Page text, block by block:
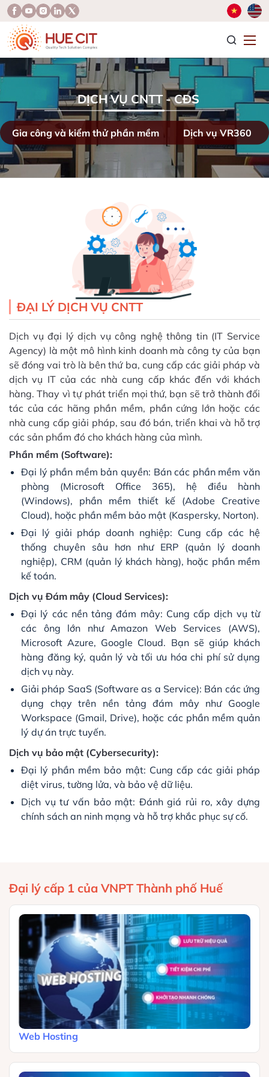
DỊCH VỤ CNTT - CĐS
Gia công và kiểm thử phần mềm Dịch vụ VR360
ĐẠI LÝ DỊCH VỤ CNTT
Dịch vụ đại lý dịch vụ công nghệ thông tin (IT Service
Agency) là một mô hình kinh doanh mà công ty của bạn
sẽ đóng vai trò là bên thứ ba, cung cấp các giải pháp và
dịch vụ IT của các nhà cung cấp khác đến với khách
hàng. Thay vì tự phát triển mọi thứ, bạn sẽ trở thành đối
tác của các hãng phần mềm, phần cứng lớn hoặc các
nhà cung cấp giải pháp, sau đó bán, triển khai và hỗ trợ
các sản phẩm đó cho khách hàng của mình.
Phần mềm (Software):
Đại lý phần mềm bản quyền: Bán các phần mềm văn
phòng (Microsoft Office 365), hệ điều hành
(Windows), phần mềm thiết kế (Adobe Creative
Cloud), hoặc phần mềm bảo mật (Kaspersky, Norton).
Đại lý giải pháp doanh nghiệp: Cung cấp các hệ
thống chuyên sâu hơn như ERP (quản lý doanh
nghiệp), CRM (quản lý khách hàng), hoặc phần mềm
kế toán.
Dịch vụ Đám mây (Cloud Services):
Đại lý các nền tảng đám mây: Cung cấp dịch vụ từ
các ông lớn như Amazon Web Services (AWS),
Microsoft Azure, Google Cloud. Bạn sẽ giúp khách
hàng đăng ký, quản lý và tối ưu hóa chi phí sử dụng
dịch vụ này.
Giải pháp SaaS (Software as a Service): Bán các ứng
dụng chạy trên nền tảng đám mây như Google
Workspace (Gmail, Drive), hoặc các phần mềm quản
lý dự án trực tuyến.
Dịch vụ bảo mật (Cybersecurity):
Đại lý phần mềm bảo mật: Cung cấp các giải pháp
diệt virus, tường lửa, và bảo vệ dữ liệu.
Dịch vụ tư vấn bảo mật: Đánh giá rủi ro, xây dựng
chính sách an ninh mạng và hỗ trợ khắc phục sự cố.
Đại lý cấp 1 của VNPT Thành phố Huế
Web Hosting